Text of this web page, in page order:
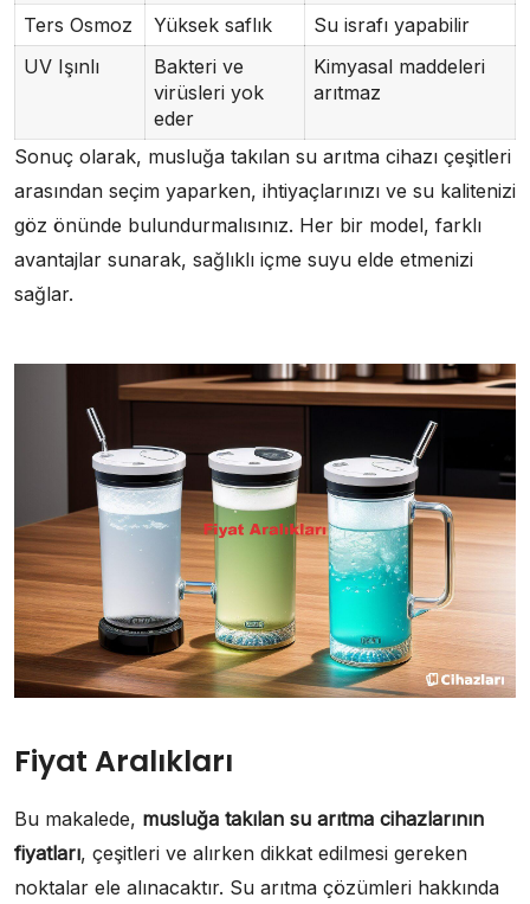
Ters Osmoz Yüksek saflık
Su israfı yapabilir
UV Işınlı
Bakteri ve
virüsleri yok
eder
Kimyasal maddeleri
arıtmaz
Sonuç olarak, musluğa takılan su arıtma cihazı çeşitleri
arasından seçim yaparken, ihtiyaçlarınızı ve su kalitenizi
göz önünde bulundurmalısınız. Her bir model, farklı
avantajlar sunarak, sağlıklı içme suyu elde etmenizi
sağlar.
Fiyat Aralıkları
Bu makalede, musluğa takılan su arıtma cihazlarının
fiyatları, çeşitleri ve alırken dikkat edilmesi gereken
noktalar ele alınacaktır. Su arıtma çözümleri hakkında